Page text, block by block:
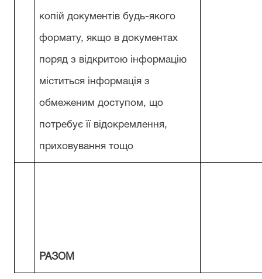
копій документів будь-якого
формату, якщо в документах
поряд з відкритою інформацію
міститься інформація з
обмеженим доступом, що
потребує її відокремлення,
приховування тощо
РАЗОМ